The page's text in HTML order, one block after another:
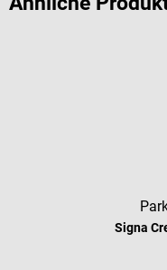
Signa